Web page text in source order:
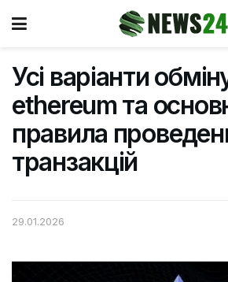
Усі варіанти
ethereum та
правила
транзакцій
29.01.2026